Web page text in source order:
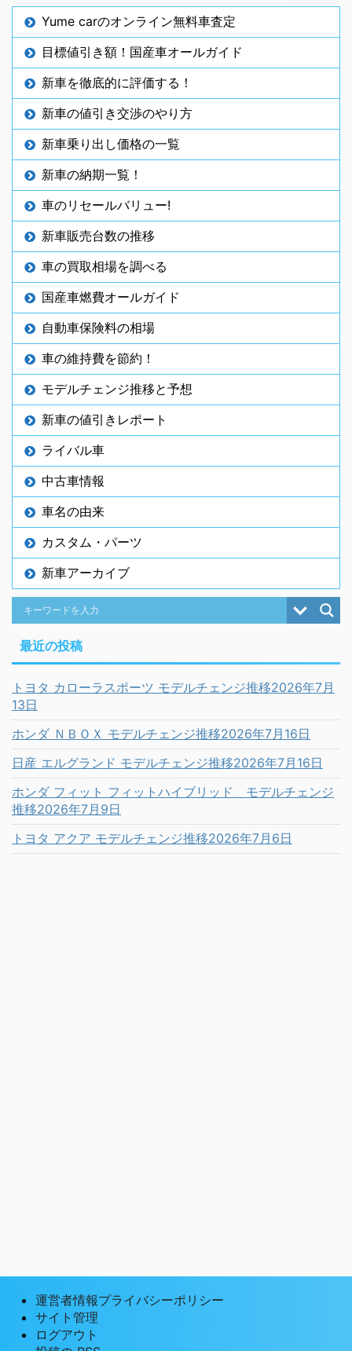
Yume carのオンライン無料車査定
目標値引き額！国産車オールガイド
新車を徹底的に評価する！
新車の値引き交渉のやり方
新車乗り出し価格の一覧
新車の納期一覧！
車のリセールバリュー!
新車販売台数の推移
車の買取相場を調べる
国産車燃費オールガイド
自動車保険料の相場
車の維持費を節約！
モデルチェンジ推移と予想
新車の値引きレポート
ライバル車
中古車情報
車名の由来
カスタム・パーツ
新車アーカイブ
最近の投稿
トヨタ カローラスポーツ モデルチェンジ推移2026年7月
13日
ホンダ ＮＢＯＸ モデルチェンジ推移2026年7月16日
日産 エルグランド モデルチェンジ推移2026年7月16日
ホンダ フィット フィットハイブリッド モデルチェンジ
推移2026年7月9日
トヨタ アクア モデルチェンジ推移2026年7月6日
運営者情報プライバシーポリシー
サイト管理
ログアウト